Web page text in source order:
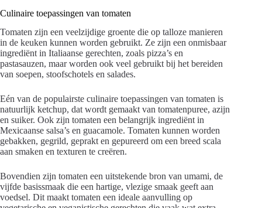
Culinaire toepassingen van tomaten
Tomaten zijn een veelzijdige groente die op talloze manieren
in de keuken kunnen worden gebruikt. Ze zijn een onmisbaar
ingrediënt in Italiaanse gerechten, zoals pizza’s en
pastasauzen, maar worden ook veel gebruikt bij het bereiden
van soepen, stoofschotels en salades.
Eén van de populairste culinaire toepassingen van tomaten is
natuurlijk ketchup, dat wordt gemaakt van tomatenpuree, azijn
en suiker. Ook zijn tomaten een belangrijk ingrediënt in
Mexicaanse salsa’s en guacamole. Tomaten kunnen worden
gebakken, gegrild, geprakt en gepureerd om een breed scala
aan smaken en texturen te creëren.
Bovendien zijn tomaten een uitstekende bron van umami, de
vijfde basissmaak die een hartige, vlezige smaak geeft aan
voedsel. Dit maakt tomaten een ideale aanvulling op